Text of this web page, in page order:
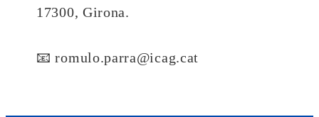
17300, Girona.
📧 romulo.parra@icag.cat